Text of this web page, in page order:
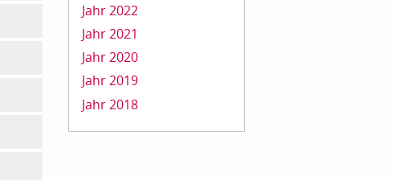
Jahr 2022
Jahr 2021
Jahr 2020
Jahr 2019
Jahr 2018